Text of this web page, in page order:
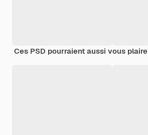
Ces PSD pourraient aussi vous plaire